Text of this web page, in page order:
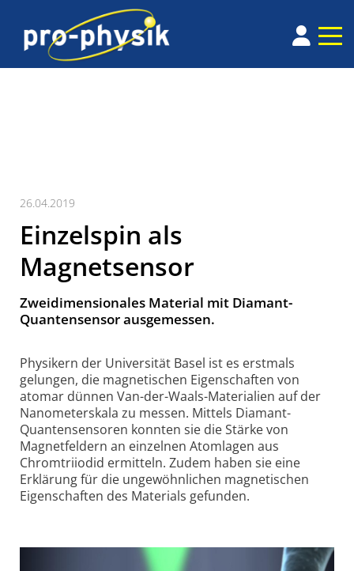
26.04.2019
Einzelspin als
Magnetsensor
Zweidimensionales Material mit Diamant-
Quantensensor ausgemessen.
Physikern der Universität Basel ist es erstmals
gelungen, die magnetischen Eigenschaften von
atomar dünnen Van-der-Waals-Materialien auf der
Nanometerskala zu messen. Mittels Diamant-
Quantensensoren konnten sie die Stärke von
Magnetfeldern an einzelnen Atomlagen aus
Chromtriiodid ermitteln. Zudem haben sie eine
Erklärung für die ungewöhnlichen magnetischen
Eigenschaften des Materials gefunden.